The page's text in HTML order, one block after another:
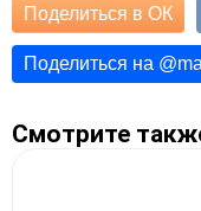
Поделиться в ОК
Поделиться на @
Смотрите